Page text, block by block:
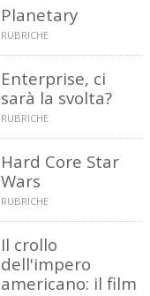
Planetary
RUBRICHE
Enterprise, ci
sarà la svolta?
RUBRICHE
Hard Core Star
Wars
RUBRICHE
Il crollo
dell'impero
americano: il film